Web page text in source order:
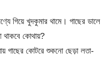
গিয়ে খুদকুমার থামে। গাছের ডালে
থাকবে কোথায়?
গাছের কোটরে শুকনো ছেড়া লতা-